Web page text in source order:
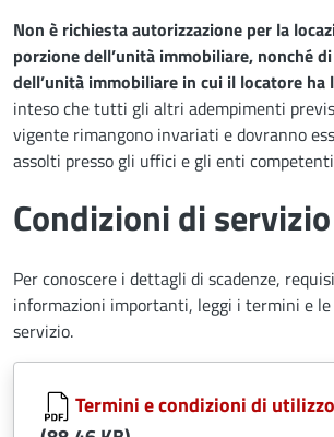
Non è richiesta autorizzazione per la
porzione dell’unità immobiliare, nonché
dell’unità immobiliare in cui il locatore ha
inteso che tutti gli altri adempimenti
vigente rimangono invariati e dovranno
assolti presso gli uffici e gli enti
Condizioni di servizio
Per conoscere i dettagli di scadenze,
informazioni importanti, leggi i termini e le
servizio.
Document
Termini e condizioni di